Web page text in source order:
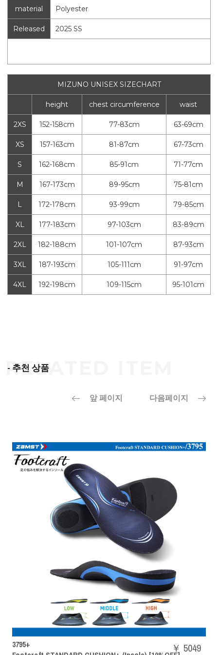
material Polyester
Released 2025 SS
MIZUNO UNISEX SIZECHART
height chest circumference waist
2XS 152-158cm 77-83cm 63-69cm
XS 157-163cm 81-87cm 67-73cm
S 162-168cm 85-91cm 71-77cm
M 167-173cm 89-95cm 75-81cm
L 172-178cm 93-99cm 79-85cm
XL 177-183cm 97-103cm 83-89cm
2XL 182-188cm 101-107cm 87-93cm
3XL 187-193cm 105-111cm 91-97cm
4XL 192-198cm 109-115cm 95-101cm
- 추천 상품
앞 페이지 다음페이지